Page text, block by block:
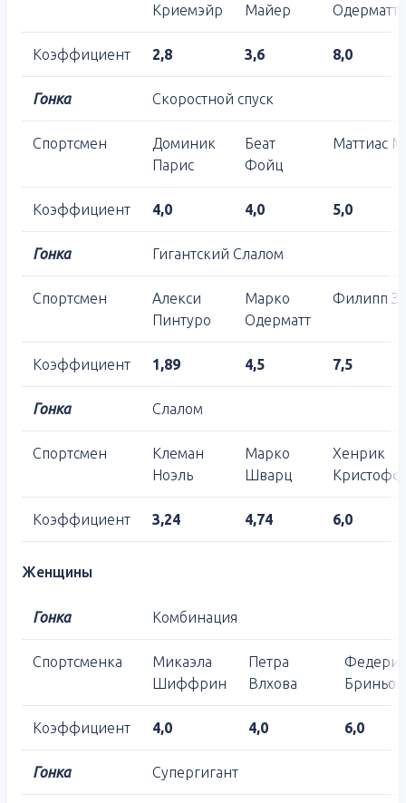
Криемэйр
Майер
Одерматт
Коэффициент 2,8 3,6 8,0
Гонка Скоростной спуск
Спортсмен
Доминик
Парис
Беат
Фойц
Маттиас
Коэффициент 4,0 4,0 5,0
Гонка Гигантский Слалом
Спортсмен
Алекси
Пинтуро
Марко
Одерматт
Филипп
Коэффициент 1,89 4,5 7,5
Гонка Слалом
Спортсмен
Клеман
Ноэль
Марко
Шварц
Хенрик
Коэффициент 3,24 4,74 6,0
Женщины
Гонка Комбинация
Спортсменка
Микаэла
Шиффрин
Петра
Влхова
Коэффициент 4,0 4,0 6,0
Гонка Супергигант